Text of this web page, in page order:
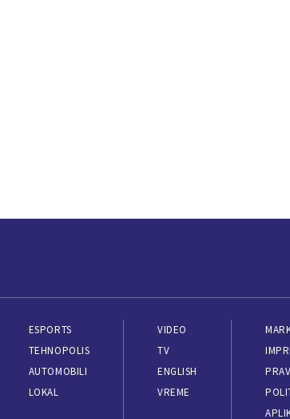
ESPORTS
TEHNOPOLIS
AUTOMOBILI
LOKAL
VIDEO
TV
ENGLISH
VREME